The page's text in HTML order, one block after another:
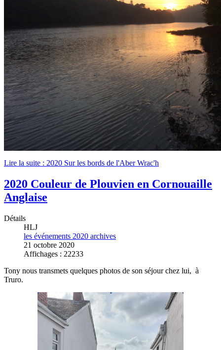
Lire la suite : 2020 Sur les bords de l'Aber Wrac'h
2020 Couleur de Plouvien en Cornouaille
Anglaise
Détails
HLJ
les événements 2020 archives
21 octobre 2020
Affichages : 22233
Tony nous transmets quelques photos de son séjour chez lui, à
Truro.